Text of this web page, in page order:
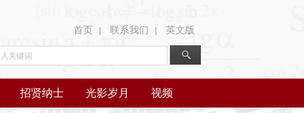
首页 | 联系我们 | 英文版
招贤纳士 光影岁月 视频